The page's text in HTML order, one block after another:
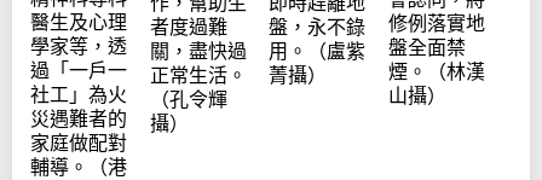
醫生及心理
學家等，透
過「一戶一
社工」為火
災遇難者的
家庭做配對
輔導。（港
者度過難
關，盡快過
正常生活。
（孔令輝
攝）
盤，永不錄
用。（盧紫
菁攝）
修例落實地
盤全面禁
煙。（林漢
山攝）